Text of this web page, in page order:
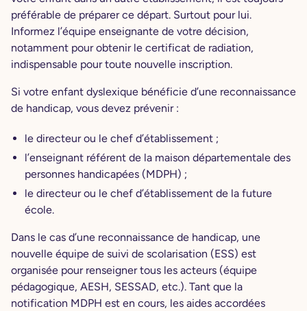
préférable de préparer ce départ. Surtout pour lui.
Informez l’équipe enseignante de votre décision,
notamment pour obtenir le certificat de radiation,
indispensable pour toute nouvelle inscription.
Si votre enfant dyslexique bénéficie d’une reconnaissance
de handicap, vous devez prévenir :
le directeur ou le chef d’établissement ;
l’enseignant référent de la maison départementale des
personnes handicapées (MDPH) ;
le directeur ou le chef d’établissement de la future
école.
Dans le cas d’une reconnaissance de handicap, une
nouvelle équipe de suivi de scolarisation (ESS) est
organisée pour renseigner tous les acteurs (équipe
pédagogique, AESH, SESSAD, etc.). Tant que la
notification MDPH est en cours, les aides accordées